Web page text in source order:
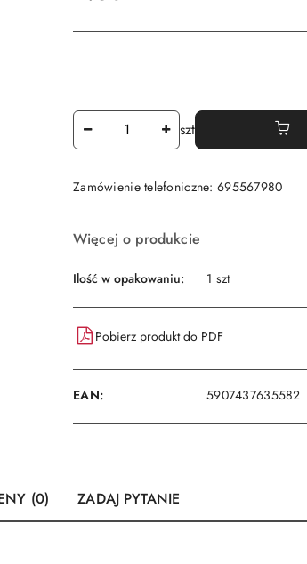
Ilość szt
Zamówienie telefoniczne: 695567980
Dostępność
i
dostawa
Więcej o produkcie
Ilość w opakowaniu: 1 szt
Pobierz produkt do PDF
EAN: 5907437635582
(0) ZADAJ PYTANIE